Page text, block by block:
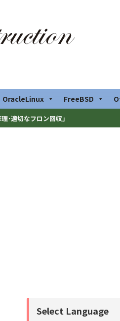
OracleLinux FreeBSD
･適切なフロン回収」
Select Language